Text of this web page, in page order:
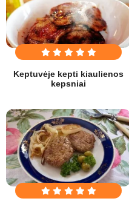
Keptuvėje kepti kiaulienos
kepsniai